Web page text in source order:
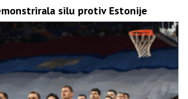
silu protiv Estonije